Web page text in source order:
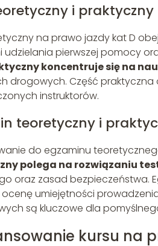
i
na prawo jazdy kat D
udzielania pierwszej pomocy
koncentruje się na
drogowych. Część
instruktorów.
teoretyczny i
do egzaminu
polega na rozwiązaniu
oraz zasad bezpieczeństwa.
umiejętności
są kluczowe dla
kursu na